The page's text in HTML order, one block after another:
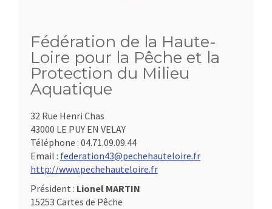
Fédération de la Haute-
Loire pour la Pêche et la
Protection du Milieu
Aquatique
32 Rue Henri Chas
43000 LE PUY EN VELAY
Téléphone : 04.71.09.09.44
Email : federation43@pechehauteloire.fr
http://www.pechehauteloire.fr
Président : Lionel MARTIN
15253 Cartes de Pêche